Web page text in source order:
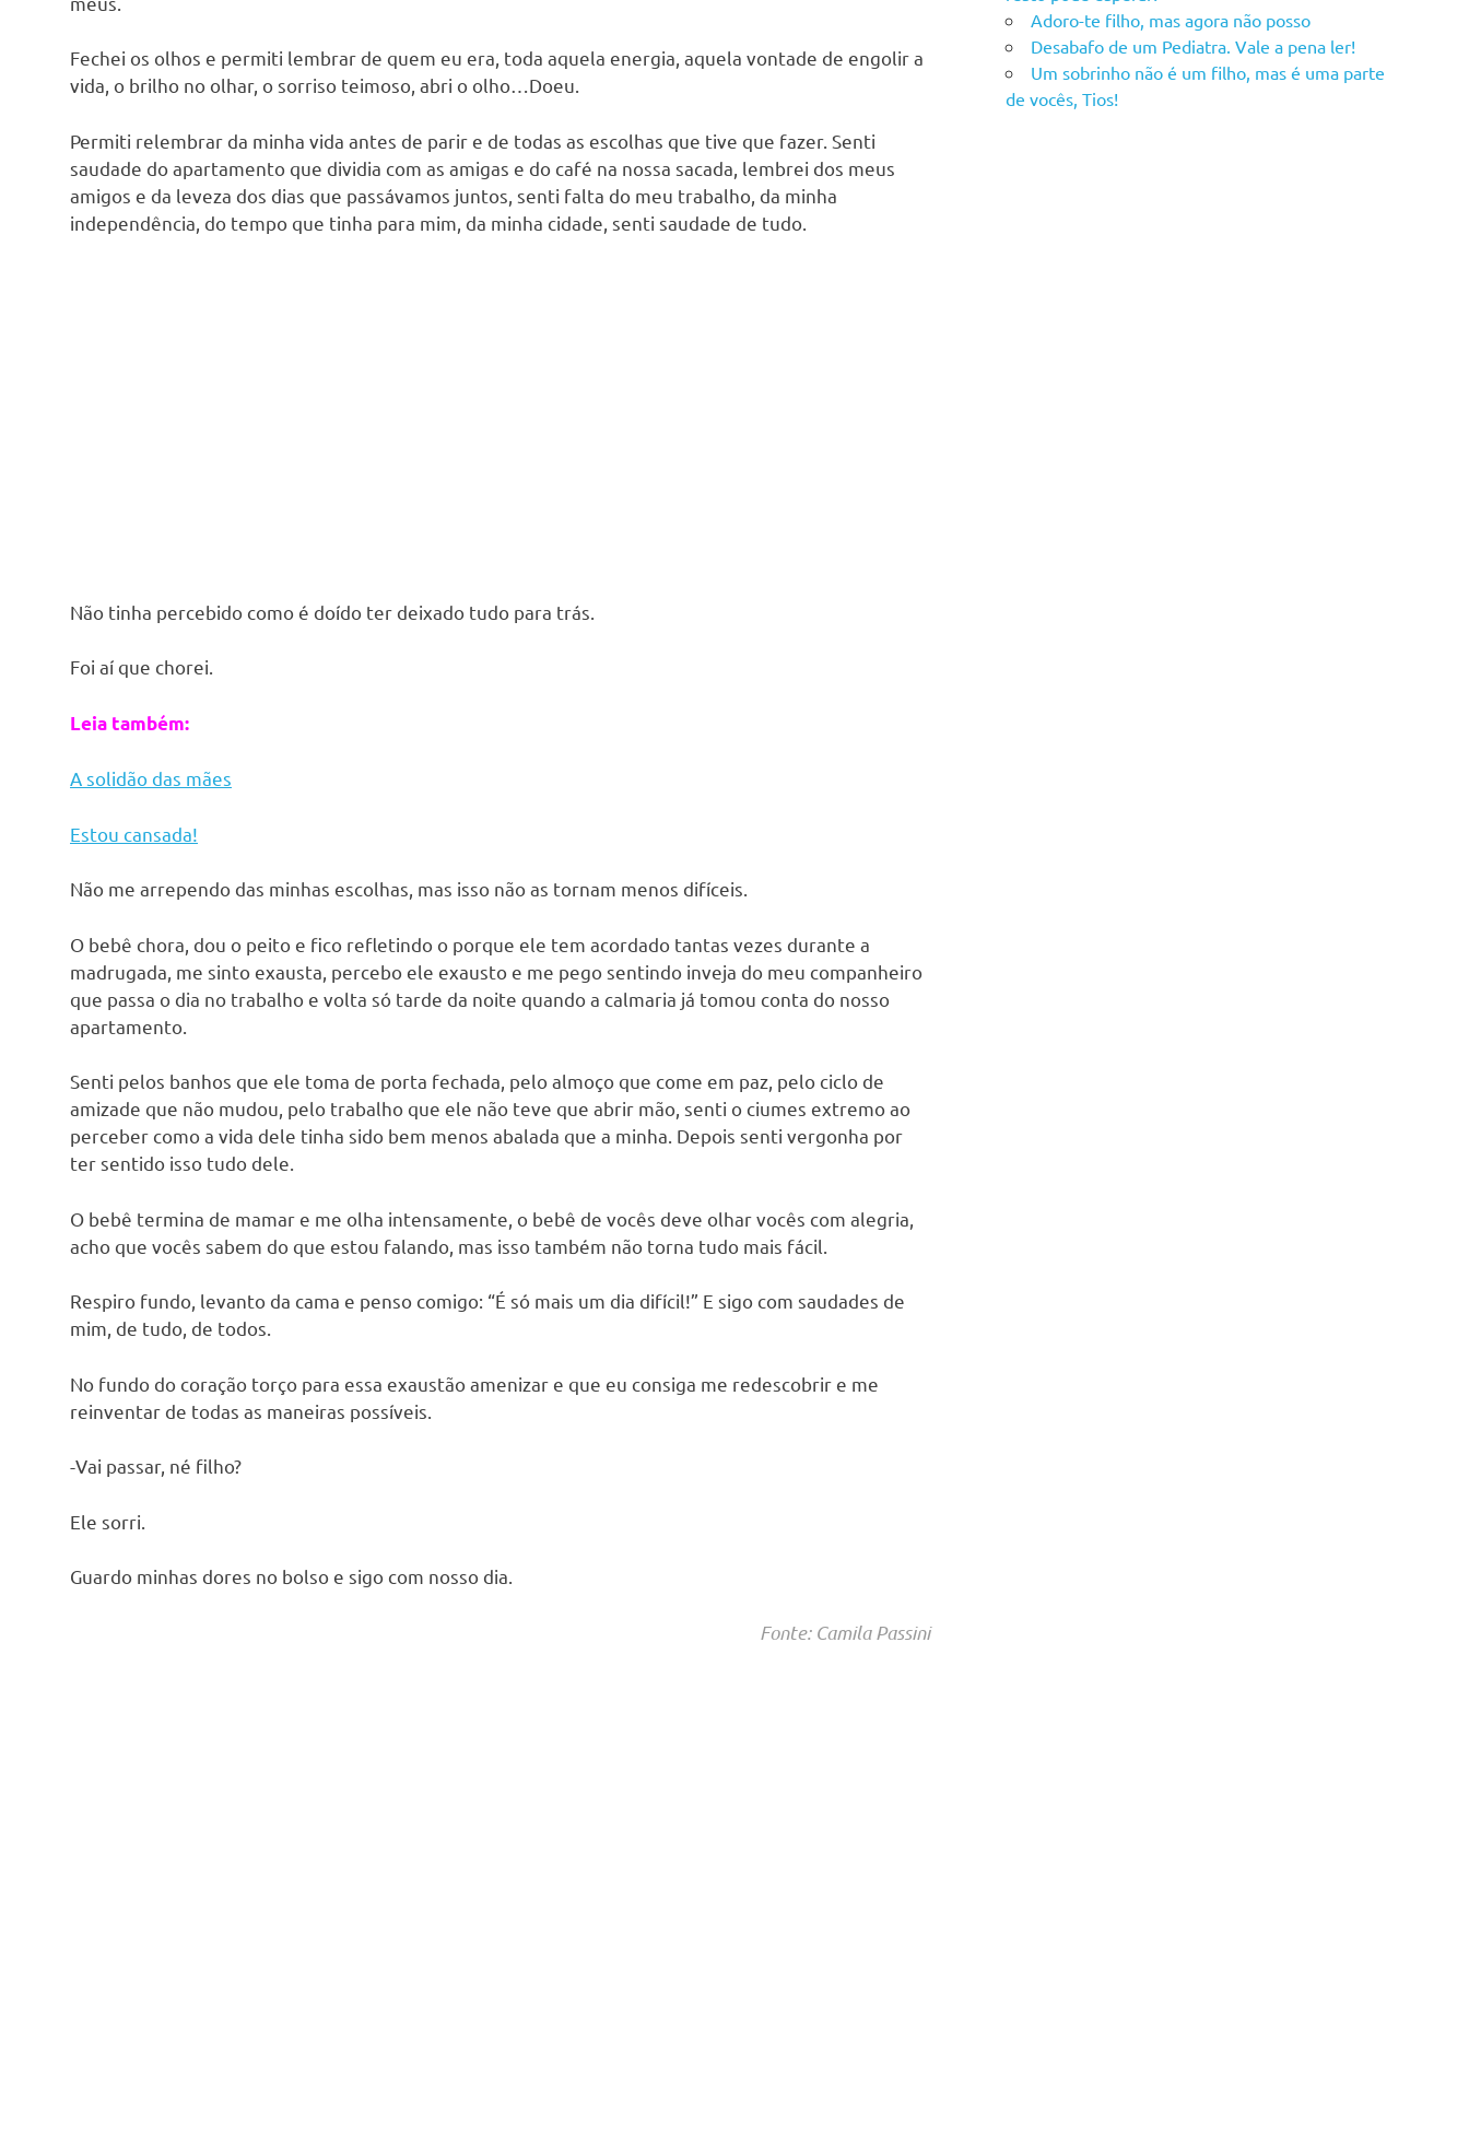
Fechei os olhos e permiti lembrar de quem eu era, toda aquela energia, aquela vontade de engolir a
vida, o brilho no olhar, o sorriso teimoso, abri o olho…Doeu.
Permiti relembrar da minha vida antes de parir e de todas as escolhas que tive que fazer. Senti
saudade do apartamento que dividia com as amigas e do café na nossa sacada, lembrei dos meus
amigos e da leveza dos dias que passávamos juntos, senti falta do meu trabalho, da minha
independência, do tempo que tinha para mim, da minha cidade, senti saudade de tudo.
Não tinha percebido como é doído ter deixado tudo para trás.
Foi aí que chorei.
Leia também:
A solidão das mães
Estou cansada!
Não me arrependo das minhas escolhas, mas isso não as tornam menos difíceis.
O bebê chora, dou o peito e fico refletindo o porque ele tem acordado tantas vezes durante a
madrugada, me sinto exausta, percebo ele exausto e me pego sentindo inveja do meu companheiro
que passa o dia no trabalho e volta só tarde da noite quando a calmaria já tomou conta do nosso
apartamento.
Senti pelos banhos que ele toma de porta fechada, pelo almoço que come em paz, pelo ciclo de
amizade que não mudou, pelo trabalho que ele não teve que abrir mão, senti o ciumes extremo ao
perceber como a vida dele tinha sido bem menos abalada que a minha. Depois senti vergonha por
ter sentido isso tudo dele.
O bebê termina de mamar e me olha intensamente, o bebê de vocês deve olhar vocês com alegria,
acho que vocês sabem do que estou falando, mas isso também não torna tudo mais fácil.
Respiro fundo, levanto da cama e penso comigo: “É só mais um dia difícil!” E sigo com saudades de
mim, de tudo, de todos.
No fundo do coração torço para essa exaustão amenizar e que eu consiga me redescobrir e me
reinventar de todas as maneiras possíveis.
-Vai passar, né filho?
Ele sorri.
Guardo minhas dores no bolso e sigo com nosso dia.
Fonte: Camila Passini
Adoro-te filho, mas agora não posso
Desabafo de um Pediatra. Vale a pena ler!
Um sobrinho não é um filho, mas é uma parte
de vocês, Tios!